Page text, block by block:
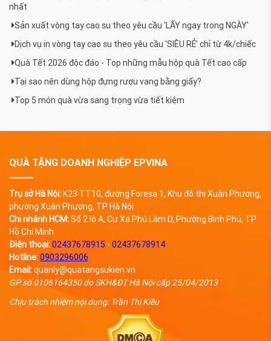
nhất
Sản xuất vòng tay cao su theo yêu cầu 'LẤY ngay trong NGÀY'
Dịch vụ in vòng tay cao su theo yêu cầu 'SIÊU RẺ' chỉ từ 4k/chiếc
Quà Tết 2026 độc đáo - Top những mẫu hộp quà Tết cao cấp
Tại sao nên dùng hộp đựng rượu vang bằng giấy?
Top 5 món quà vừa sang trọng vừa tiết kiệm
QUÀ TẶNG DOANH NGHIỆP EPVINA
Trụ sở Hà Nội:K23 TT10, đường Foresa 1, Khu đô thị Xuân Phương,
phường Xuân Phương, TP Hà Nội
Chi nhánh HCM:Số 2 lô A, Cư Xá Phú Lâm D, Phường Bình Phú, TP
Hồ Chí Minh
Điện thoại:02437678915 - 02437678914
Hotline:0903296006
Email:quanly@quatangsukien.vn
GP số 0106164350 do SKH&ĐT Hà Nội cấp 25/04/2013
Chịu trách nhiệm nội dung: Trần Thị Kiều